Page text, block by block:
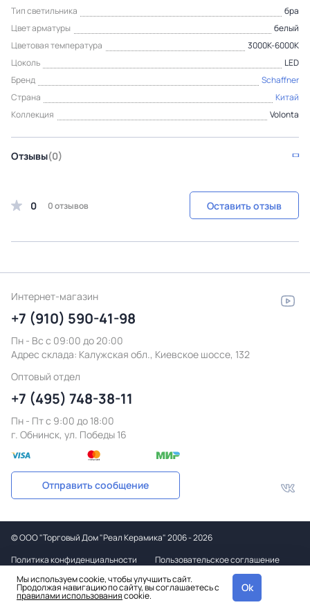
Тип светильника
бра
Цвет арматуры
белый
Цветовая температура
3000К-6000К
Цоколь
LED
Бренд
Schaffner
Страна
Китай
Коллекция
Volonta
Отзывы(0)
0 0 отзывов Оставить отзыв
Интернет-магазин
+7 (910) 590-41-98
Пн - Вс с 09:00 до 20:00
Адрес склада: Калужская обл., Киевское шоссе, 132
Оптовый отдел
+7 (495) 748-38-11
Пн - Пт c 9:00 до 18:00
г. Обнинск, ул. Победы 16
Отправить сообщение
©ООО "Торговый Дом "Реал Керамика"2006 - 2026
Политика конфиденциальности
Пользовательское соглашение
Дизайн
и вёрстка
Мы используем cookie, чтобы улучшить сайт.
Продолжая навигацию по сайту, вы соглашаетесь с
правилами использованияcookie.
Ok